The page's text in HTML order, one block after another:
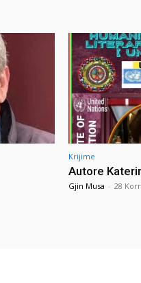
Krijime
Autore
Gjin Musa - 28